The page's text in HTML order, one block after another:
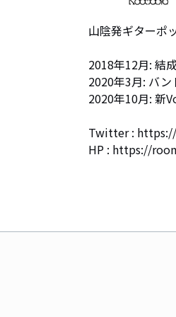
山陰発ギターポ
2018年12月: 結
2020年3月: バ
2020年10月: 新
Twitter :
HP : https://